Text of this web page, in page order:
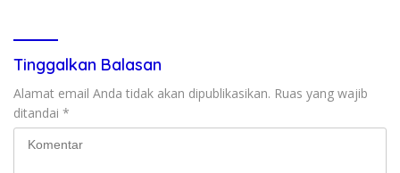
Tinggalkan Balasan
Alamat email Anda tidak akan dipublikasikan. Ruas yang wajib
ditandai *